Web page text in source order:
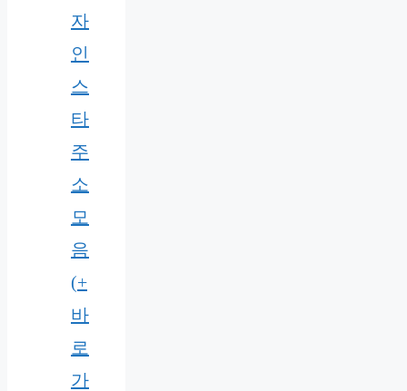
자
인
스
타
주
소
모
음
(+
바
로
가